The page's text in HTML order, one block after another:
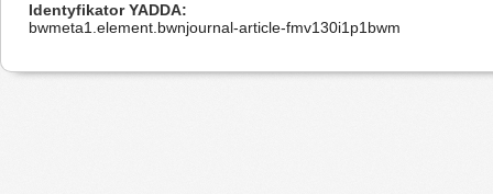
Identyfikator YADDA
bwmeta1.element.bwnjournal-article-fmv130i1p1bwm